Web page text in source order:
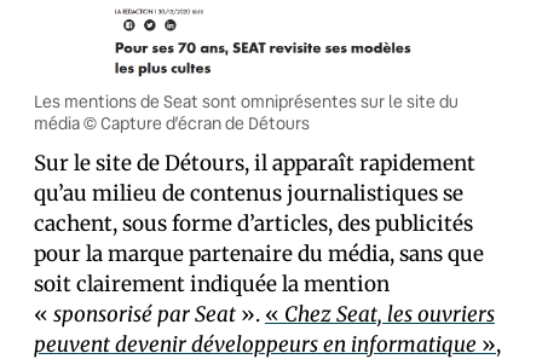
Les mentions de Seat sont omniprésentes sur le site du
média © Capture d’écran de Détours
Sur le site de Détours, il apparaît rapidement
qu’au milieu de contenus journalistiques se
cachent, sous forme d’articles, des publicités
pour la marque partenaire du média, sans que
soit clairement indiquée la mention
« sponsorisé par Seat ». « Chez Seat, les ouvriers
peuvent devenir développeurs en informatique »,